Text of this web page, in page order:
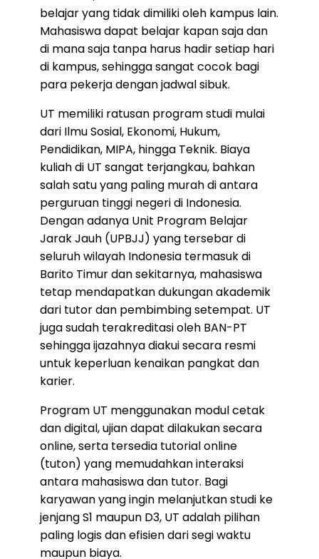
belajar yang tidak dimiliki oleh kampus lain.
Mahasiswa dapat belajar kapan saja dan
di mana saja tanpa harus hadir setiap hari
di kampus, sehingga sangat cocok bagi
para pekerja dengan jadwal sibuk.
UT memiliki ratusan program studi mulai
dari Ilmu Sosial, Ekonomi, Hukum,
Pendidikan, MIPA, hingga Teknik. Biaya
kuliah di UT sangat terjangkau, bahkan
salah satu yang paling murah di antara
perguruan tinggi negeri di Indonesia.
Dengan adanya Unit Program Belajar
Jarak Jauh (UPBJJ) yang tersebar di
seluruh wilayah Indonesia termasuk di
Barito Timur dan sekitarnya, mahasiswa
tetap mendapatkan dukungan akademik
dari tutor dan pembimbing setempat. UT
juga sudah terakreditasi oleh BAN-PT
sehingga ijazahnya diakui secara resmi
untuk keperluan kenaikan pangkat dan
karier.
Program UT menggunakan modul cetak
dan digital, ujian dapat dilakukan secara
online, serta tersedia tutorial online
(tuton) yang memudahkan interaksi
antara mahasiswa dan tutor. Bagi
karyawan yang ingin melanjutkan studi ke
jenjang S1 maupun D3, UT adalah pilihan
paling logis dan efisien dari segi waktu
maupun biaya.